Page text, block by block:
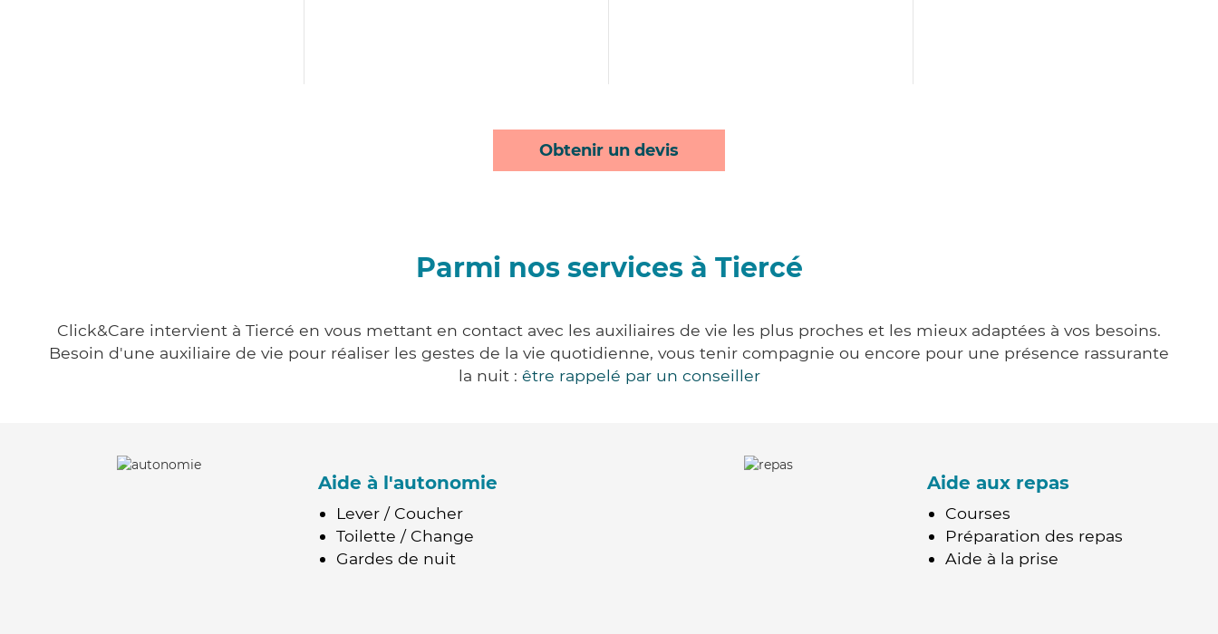
Obtenir un devis
Parmi nos services à Tiercé
Click&Care intervient à Tiercé en vous mettant en contact avec les auxiliaires de vie les plus proches et les mieux adaptées à vos besoins.
Besoin d'une auxiliaire de vie pour réaliser les gestes de la vie quotidienne, vous tenir compagnie ou encore pour une présence rassurante
la nuit : être rappelé par un conseiller
Aide à l'autonomie
Lever / Coucher
Toilette / Change
Gardes de nuit
Aide aux repas
Courses
Préparation des repas
Aide à la prise